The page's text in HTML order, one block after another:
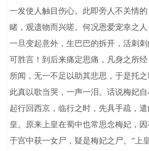
一发使人触目伤心。此即旁人不关情
睹，观遗物而兴嗟。何况恩爱宠幸之人
一旦变起意外，生巴巴的拆开，活刺
可胜言！到后来痛定思痛，凡身之所
所闻，无一不足以助其悲思，于是托之
此真以歌当哭，一声一泪。话说梅妃自
起行回西京，临行之时，先具手疏，
皇。原来上皇在蜀中也常思念梅妃，
于宫中获一女尸，疑是梅妃之尸。”上